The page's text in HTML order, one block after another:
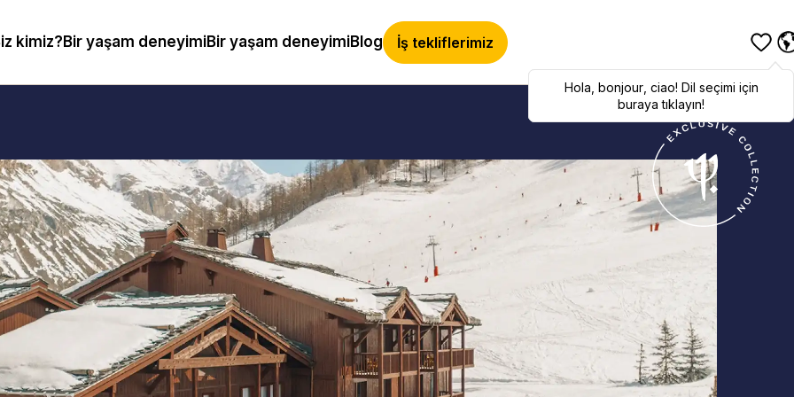
kimiz? Bir yaşam deneyimiBir yaşam deneyimiBlog İş tekliflerimiz
Hola bonjour, ciao! Dil seçimi için
buraya tıklayın!